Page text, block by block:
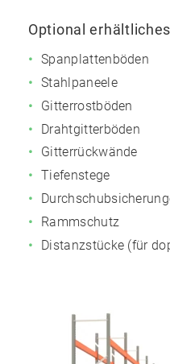
Optional
Spanplattenböden
Stahlpaneele
Gitterrostböden
Drahtgitterböden
Gitterrückwände
Tiefenstege
Rammschutz
Distanzstücke (für